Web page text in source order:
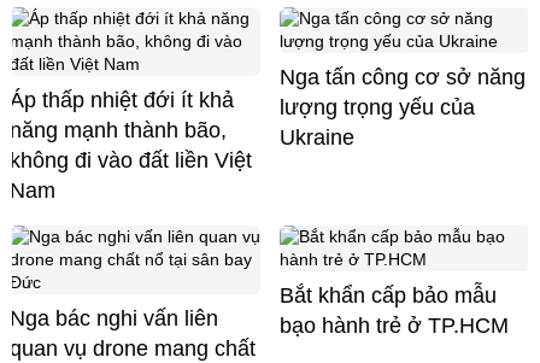
Áp thấp nhiệt đới ít khả
năng mạnh thành bão,
không đi vào đất liền Việt
Nam
Nga tấn công cơ sở năng
lượng trọng yếu của
Ukraine
Nga bác nghi vấn liên
quan vụ drone mang chất
Bắt khẩn cấp bảo mẫu
bạo hành trẻ ở TP.HCM